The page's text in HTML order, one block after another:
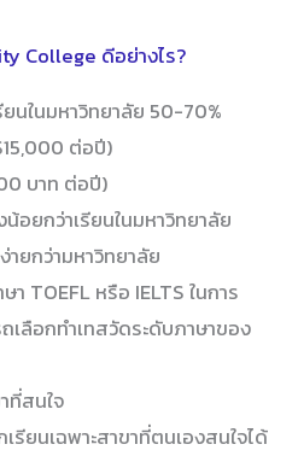
College ดีอย่างไร?
ยนในมหาวิทยาลัย 50-70%
ต่อปี)
บาท ต่อปี)
อยกว่าเรียนในมหาวิทยาลัย
ายกว่ามหาวิทยาลัย
TOEFL หรือ IELTS ในการ
เลือกทำเทสวัดระดับภาษาของ
ที่สนใจ
รียนเฉพาะสาขาที่ตนเองสนใจได้